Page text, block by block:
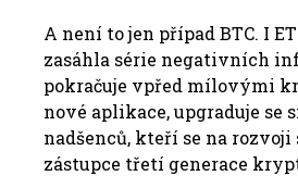
A není to jen případ BTC. I
zasáhla série negativních
pokračuje vpřed mílovými
nové aplikace, upgraduje se
nadšenců, kteří se na
zástupce třetí generace